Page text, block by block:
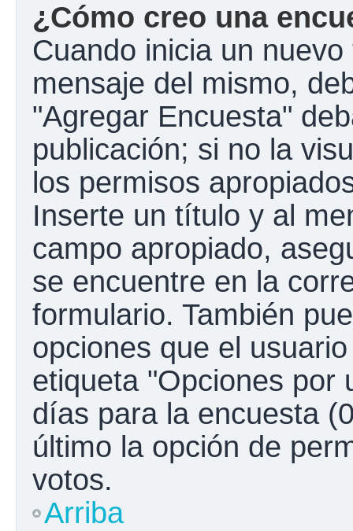
¿Cómo creo una
Cuando inicia un
mensaje del mismo,
"Agregar Encuesta"
publicación; si no la
los permisos
Inserte un título y al
campo apropiado,
se encuentre en la
formulario. También
opciones que el
etiqueta "Opciones por
días para la encuesta
último la opción de
votos.
Arriba